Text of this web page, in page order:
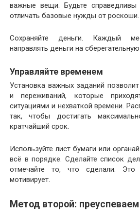
важные вещи. Будьте
отличать базовые нужды от роскоши.
Сохраняйте деньги. Каждый
направлять деньги на сберегательную
Управляйте временем
Установка важных заданий
и переживаний, которые
ситуациями и нехваткой времени.
так, чтобы достигать
кратчайший срок.
Используйте лист бумаги или
всё в порядке. Сделайте список
отмечайте то, что сделали. Это
мотивирует.
Метод второй: